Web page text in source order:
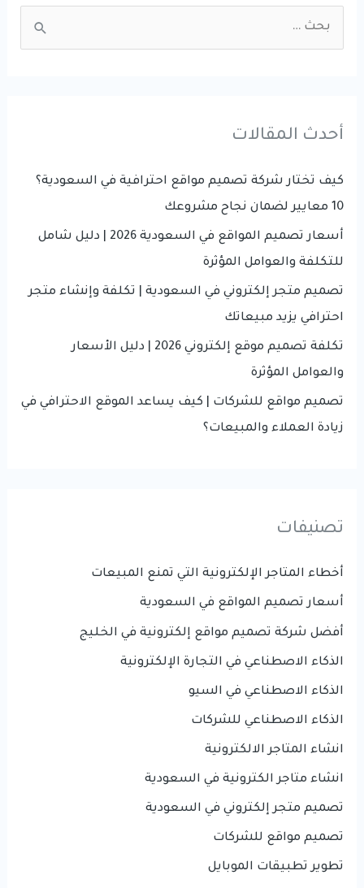
على
نمو
c
f
o
r
أحدث المقالات
كيف تختار شركة تصميم مواقع احترافية في السعودية؟
10 معايير لضمان نجاح مشروعك
أسعار تصميم المواقع في السعودية 2026 | دليل شامل
للتكلفة والعوامل المؤثرة
تصميم متجر إلكتروني في السعودية | تكلفة وإنشاء متجر
احترافي يزيد مبيعاتك
تكلفة تصميم موقع إلكتروني 2026 | دليل الأسعار
والعوامل المؤثرة
تصميم مواقع للشركات | كيف يساعد الموقع الاحترافي في
زيادة العملاء والمبيعات؟
تصنيفات
أخطاء المتاجر الإلكترونية التي تمنع المبيعات
أسعار تصميم المواقع في السعودية
أفضل شركة تصميم مواقع إلكترونية في الخليج
الذكاء الاصطناعي في التجارة الإلكترونية
الذكاء الاصطناعي في السيو
الذكاء الاصطناعي للشركات
انشاء المتاجر الالكترونية
انشاء متاجر الكترونية في السعودية
تصميم متجر إلكتروني في السعودية
تصميم مواقع للشركات
تطوير تطبيقات الموبايل